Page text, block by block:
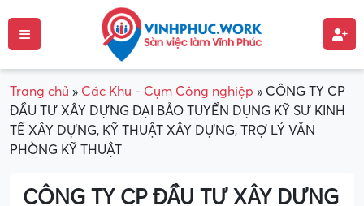
Trang chủ » Các Khu - Cụm Công nghiệp » CÔNG TY CP
ĐẦU TƯ XÂY DỰNG ĐẠI BẢO TUYỂN DỤNG KỸ SƯ KINH
TẾ XÂY DỰNG, KỸ THUẬT XÂY DỰNG, TRỢ LÝ VĂN
PHÒNG KỸ THUẬT
CÔNG TY CP ĐẦU TƯ XÂY DỰNG